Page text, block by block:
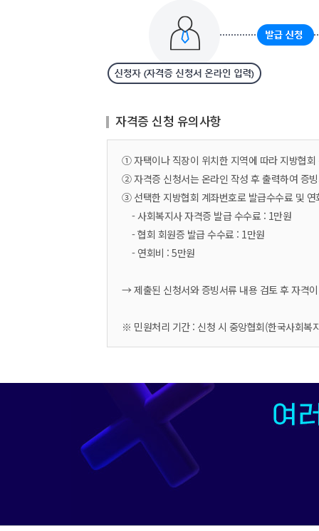
자격증 신청 유의사항
① 자택이나 직장이 위치한 지역에 따라 지방협회
② 자격증 신청서는 온라인 작성 후 출력하여 증
③ 선택한 지방협회 계좌번호로 발급수수료 및 연
- 사회복지사 자격증 발급 수수료 : 1만원
- 협회 회원증 발급 수수료 : 1만원
- 연회비 : 5만원
→ 제출된 신청서와 증빙서류 내용 검토 후 자격
※ 민원처리 기간 : 신청 시 중앙협회(한국사회복